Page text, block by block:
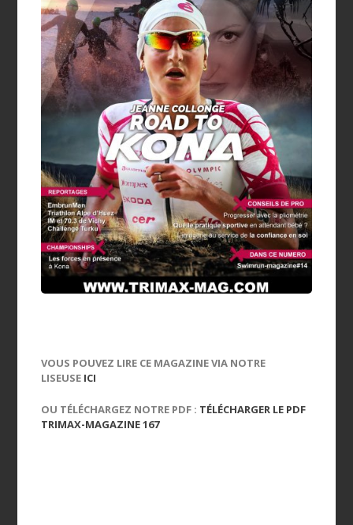
VOUS POUVEZ LIRE CE MAGAZINE VIA NOTRE
LISEUSE ICI
OU TÉLÉCHARGEZ NOTRE PDF : TÉLÉCHARGER LE PDF
TRIMAX-MAGAZINE 167